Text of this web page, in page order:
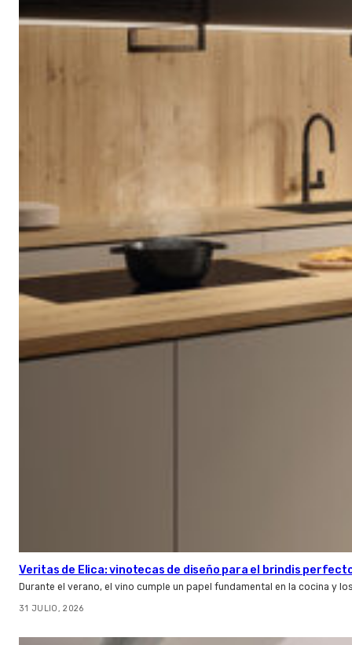
Veritas de Elica: vinotecas de diseño para el brindis
Durante el verano, el vino cumple un papel fundamental en la cocina y
31 JULIO, 2026